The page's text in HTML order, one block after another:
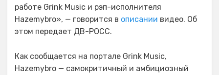
работе Grink Music и рэп-исполнителя
Hazemybro», — говорится в описании видео. Об
этом передает ДВ-РОСС.
Как сообщается на портале Grink Music,
Hazemybro — самокритичный и амбициозный